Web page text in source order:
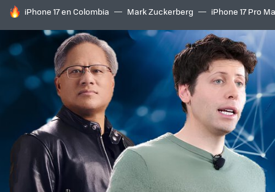
HOY SE HABLA DE
iPhone 17 en Colombia Mark Zuckerberg iPhone 17 Pro